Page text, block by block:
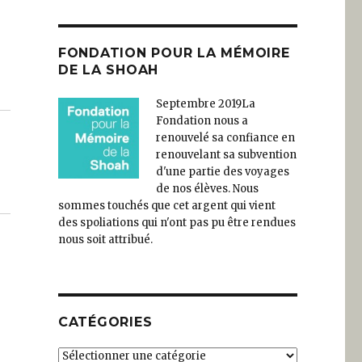
FONDATION POUR LA MÉMOIRE
DE LA SHOAH
Septembre 2019La
Fondation nous a
renouvelé sa confiance en
renouvelant sa subvention
d'une partie des voyages
de nos élèves. Nous
sommes touchés que cet argent qui vient
des spoliations qui n'ont pas pu être rendues
nous soit attribué.
CATÉGORIES
Catégories